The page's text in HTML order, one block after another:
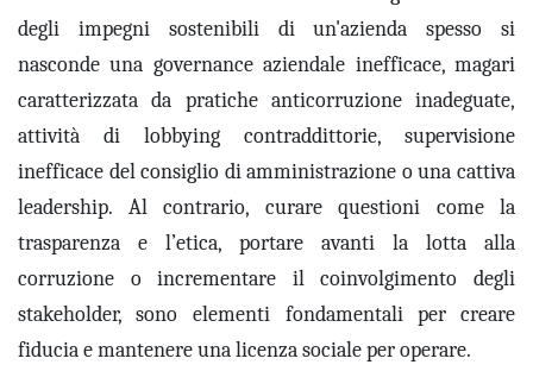
degli impegni sostenibili di un'aziendaspessosi
nasconde una governance aziendale inefficace, magari
caratterizzata da pratiche anticorruzione inadeguate,
attività di lobbying contraddittorie, supervisione
inefficace del consiglio di amministrazione ouna cattiva
leadership. Al contrario, curare questioni come la
trasparenza e l’etica, portare avanti la lotta alla
corruzione o incrementare ilcoinvolgimento degli
stakeholder, sono elementi fondamentaliper creare
fiducia e mantenere una licenza sociale per operare.